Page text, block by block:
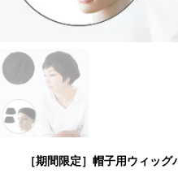
［期間限定］帽子用ウィッ